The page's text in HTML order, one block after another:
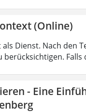
(Online)
Dienst. Nach den
Falls
- Eine